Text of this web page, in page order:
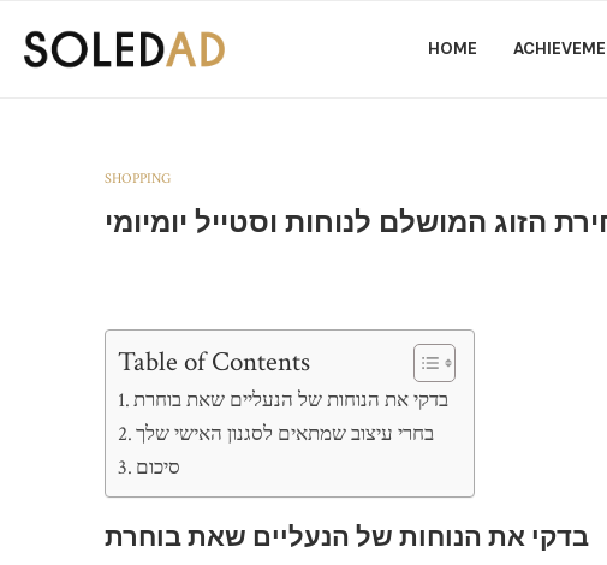
HOME
SHOPPING
הזוג המושלם לנוחות וסטייל יומיומי
Table of Contents
בדקי את הנוחות של הנעליים שאת בוחרת
בחרי עיצוב שמתאים לסגנון האישי שלך
סיכום
בדקי את הנוחות של הנעליים שאת בוחרת